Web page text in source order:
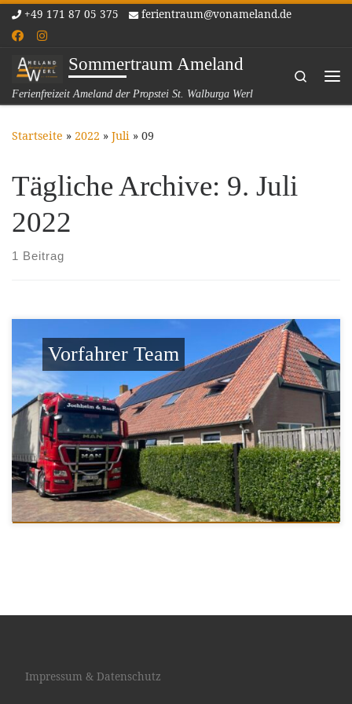
Zum Inhalt springen
+49 171 87 05 375 ferientraum@vonameland.de
Sommertraum Ameland
Ferienfreizeit Ameland der Propstei St. Walburga Werl
Search
Startseite » 2022 » Juli » 09
Tägliche Archive: 9. Juli
2022
1 Beitrag
Vorfahrer Team
Impressum & Datenschutz